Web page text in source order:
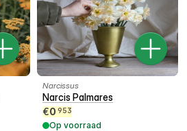
Narcissus
Narcis Palmares
€0 953
Op voorraad